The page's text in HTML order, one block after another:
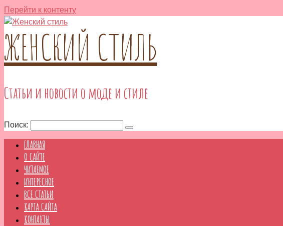
Перейти к контенту
ЖЕНСКИЙ СТИЛЬ
Статьи и новости о моде и стиле
Поиск:
ГЛАВНАЯ
О САЙТЕ
ЧИТАЕМОЕ
ИНТЕРЕСНОЕ
ВСЕ СТАТЬИ
КАРТА САЙТА
КОНТАКТЫ